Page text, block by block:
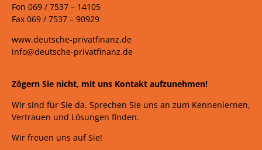
Fon 069 / 7537 – 14105
Fax 069 / 7537 – 90929
www.deutsche-privatfinanz.de
info@deutsche-privatfinanz.de
Zögern Sie nicht, mit uns Kontakt aufzunehmen!
Wir sind für Sie da. Sprechen Sie uns an zum Kennenlernen,
Vertrauen und Lösungen finden.
Wir freuen uns auf Sie!